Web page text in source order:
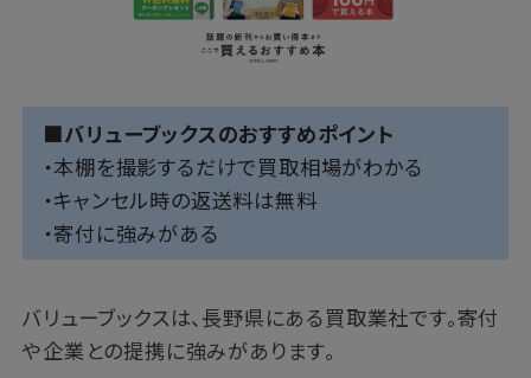
■バリューブックスのおすすめポイント
・本棚を撮影するだけで買取相場がわかる
・キャンセル時の返送料は無料
・寄付に強みがある
バリューブックスは、長野県にある買取業社です。寄付
や企業との提携に強みがあります。